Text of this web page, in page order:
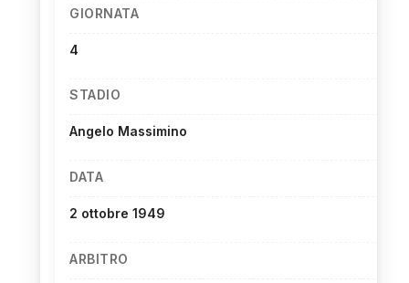
GIORNATA
4
STADIO
Angelo Massimino
DATA
2 ottobre 1949
ARBITRO